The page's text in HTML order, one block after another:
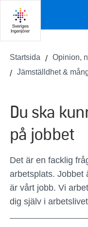
Startsida Opinion,
Jämställdhet &
Du ska
på jobbet
Det är en facklig
arbetsplats. Jobbet
är vårt jobb. Vi
dig själv i